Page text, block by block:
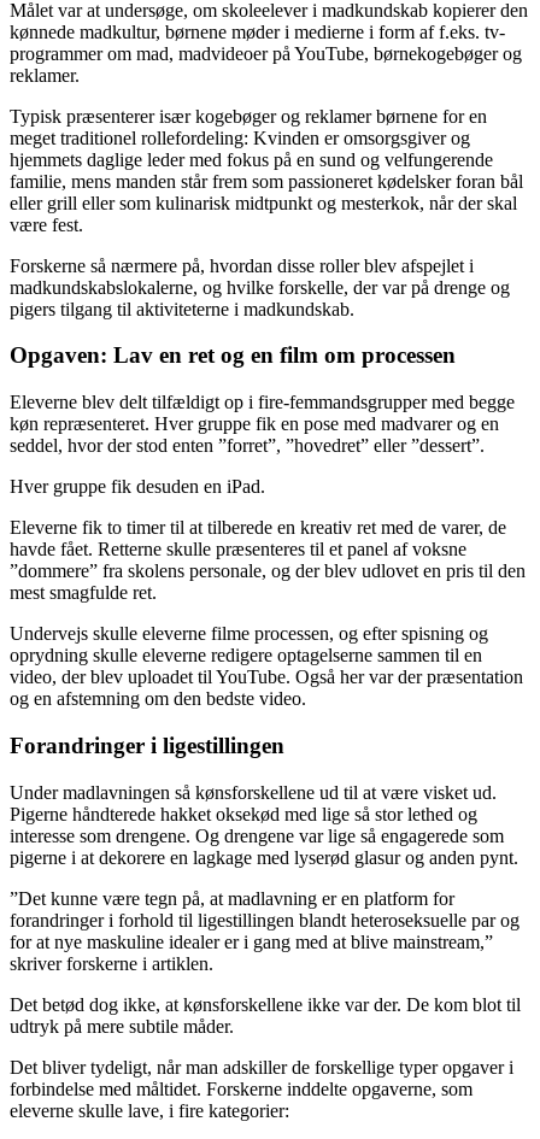
Målet var at undersøge, om skoleelever i madkundskab kopierer den
kønnede madkultur, børnene møder i medierne i form af f.eks. tv-
programmer om mad, madvideoer på YouTube, børnekogebøger og
reklamer.
Typisk præsenterer især kogebøger og reklamer børnene for en
meget traditionel rollefordeling: Kvinden er omsorgsgiver og
hjemmets daglige leder med fokus på en sund og velfungerende
familie, mens manden står frem som passioneret kødelsker foran bål
eller grill eller som kulinarisk midtpunkt og mesterkok, når der skal
være fest.
Forskerne så nærmere på, hvordan disse roller blev afspejlet i
madkundskabslokalerne, og hvilke forskelle, der var på drenge og
pigers tilgang til aktiviteterne i madkundskab.
Opgaven: Lav en ret og en film om processen
Eleverne blev delt tilfældigt op i fire-femmandsgrupper med begge
køn repræsenteret. Hver gruppe fik en pose med madvarer og en
seddel, hvor der stod enten ”forret”, ”hovedret” eller ”dessert”.
Hver gruppe fik desuden en iPad.
Eleverne fik to timer til at tilberede en kreativ ret med de varer, de
havde fået. Retterne skulle præsenteres til et panel af voksne
”dommere” fra skolens personale, og der blev udlovet en pris til den
mest smagfulde ret.
Undervejs skulle eleverne filme processen, og efter spisning og
oprydning skulle eleverne redigere optagelserne sammen til en
video, der blev uploadet til YouTube. Også her var der præsentation
og en afstemning om den bedste video.
Forandringer i ligestillingen
Under madlavningen så kønsforskellene ud til at være visket ud.
Pigerne håndterede hakket oksekød med lige så stor lethed og
interesse som drengene. Og drengene var lige så engagerede som
pigerne i at dekorere en lagkage med lyserød glasur og anden pynt.
”Det kunne være tegn på, at madlavning er en platform for
forandringer i forhold til ligestillingen blandt heteroseksuelle par og
for at nye maskuline idealer er i gang med at blive mainstream,”
skriver forskerne i artiklen.
Det betød dog ikke, at kønsforskellene ikke var der. De kom blot til
udtryk på mere subtile måder.
Det bliver tydeligt, når man adskiller de forskellige typer opgaver i
forbindelse med måltidet. Forskerne inddelte opgaverne, som
eleverne skulle lave, i fire kategorier: